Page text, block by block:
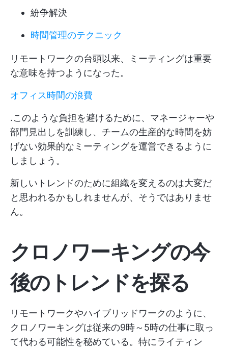
紛争解決
時間管理のテクニック
リモートワークの台頭以来、ミーティングは重要
な意味を持つようになった。
オフィス時間の浪費
.このような負担を避けるために、マネージャーや
部門見出しを訓練し、チームの生産的な時間を妨
げない効果的なミーティングを運営できるように
しましょう。
新しいトレンドのために組織を変えるのは大変だ
と思われるかもしれませんが、そうではありませ
ん。
クロノワーキングの今
後のトレンドを探る
リモートワークやハイブリッドワークのように、
クロノワーキングは従来の9時～5時の仕事に取っ
て代わる可能性を秘めている。特にライティン